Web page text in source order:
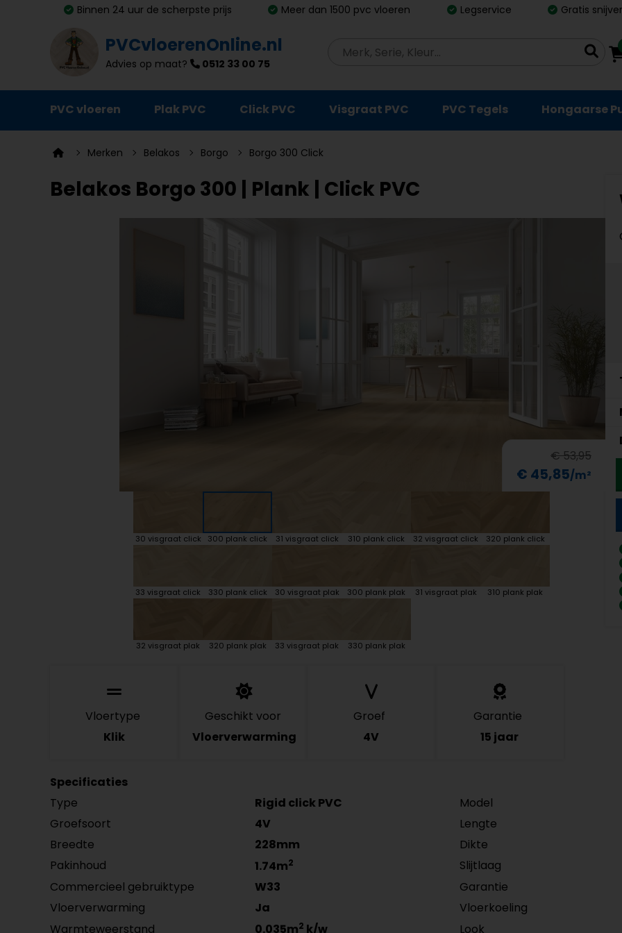
Binnen 24 uur de scherpste prijs Meer dan 1500 pvc vloeren Legservice Gratis
PVCvloerenOnline.nl
Advies op maat? 0512 33 00 75
PVC vloeren Plak PVC Click PVC Visgraat PVC PVC Tegels Hongaarse
Ondervloeren
Plinten
Merken Belakos Borgo Borgo 300 Click
Belakos Borgo 300 | Plank | Click PVC
€ 53,95
€ 45,85
30 visgraat click 300 plank click 31 visgraat click 310 plank click 32 visgraat click 320 plank click
33 visgraat click 330 plank click 30 visgraat plak 300 plank plak 31 visgraat plak 310 plank plak
32 visgraat plak 320 plank plak 33 visgraat plak 330 plank plak
Vloertype
Klik
Geschikt voor
Vloerverwarming
Groef
4V
Garantie
15 jaar
Specificaties
Type
Rigid click PVC Model
Groefsoort
4V Lengte
Breedte
228mm Dikte
Pakinhoud
1.74m2 Slijtlaag
Commercieel gebruiktype
W33 Garantie
Vloerverwarming
Ja Vloerkoeling
Warmteweerstand
0.035m2 k/w Look